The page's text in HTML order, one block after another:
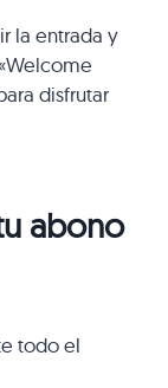
la entrada y
disfrutar
abono
todo el